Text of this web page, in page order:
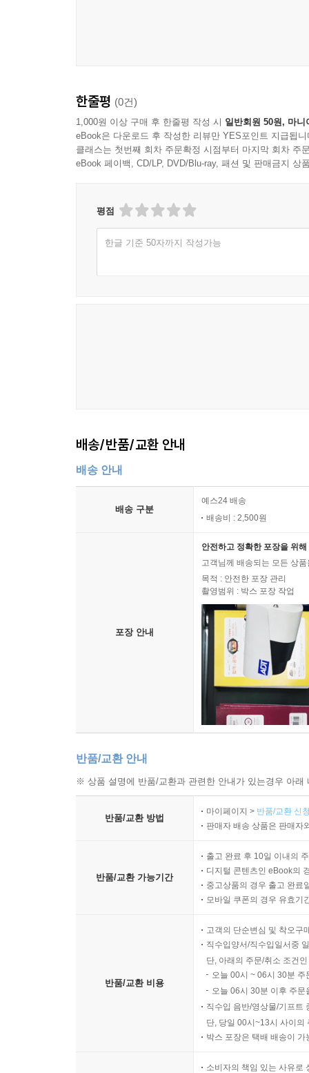
한줄평 (0건)
1,000원 이상 구매 후 한줄평 작성 시 일반회원 50원, 마니
eBook은 다운로드 후 작성한 리뷰만 YES포인트 지급됩니
클래스는 첫번째 회차 주문확정 시점부터 마지막 회차 주
eBook 페이백, CD/LP, DVD/Blu-ray, 패션 및 판매금지 상
평점
한글 기준 50자까지 작성가능
배송/반품/교환 안내
배송 안내
배송 구분
예스24 배송
배송비 : 2,500원
포장 안내
안전하고 정확한 포장을 위
고객님께 배송되는 모든 상
목적 : 안전한 포장 관리
촬영범위 : 박스 포장 작업
반품/교환 안내
※ 상품 설명에 반품/교환과 관련한 안내가 있는경우 아
반품/교환 방법
마이페이지 > 반품/교환 신
판매자 배송 상품은 판매자
반품/교환 가능기간
출고 완료 후 10일 이내의
디지털 콘텐츠인 eBook의
중고상품의 경우 출고 완료
모바일 쿠폰의 경우 유효기
반품/교환 비용
고객의 단순변심 및 착오구
직수입양서/직수입일서중
단, 아래의 주문/취소 조건
오늘 00시 ~ 06시 30분
오늘 06시 30분 이후 주
직수입 음반/영상물/기프트
단, 당일 00시~13시 사이의
박스 포장은 택배 배송이
소비자의 책임 있는 사유로